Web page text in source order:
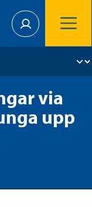
via
upp